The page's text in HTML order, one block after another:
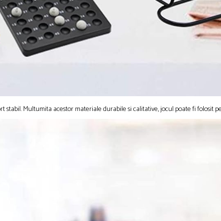
Multumita acestor materiale durabile si calitative, jocul poate fi folosit